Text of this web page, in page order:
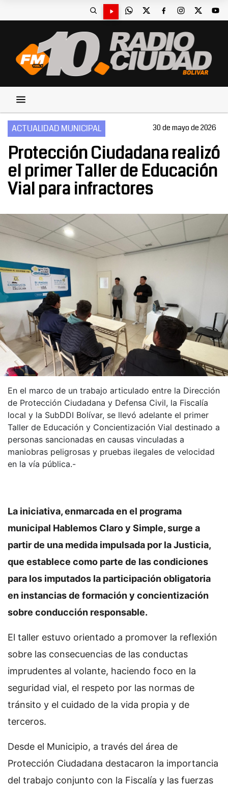
ACTUALIDAD MUNICIPAL 30 de mayo de 2026
Protección Ciudadana realizó
el primer Taller de Educación
Vial para infractores
En el marco de un trabajo articulado entre la Dirección
de Protección Ciudadana y Defensa Civil, la Fiscalía
local y la SubDDI Bolívar, se llevó adelante el primer
Taller de Educación y Concientización Vial destinado a
personas sancionadas en causas vinculadas a
maniobras peligrosas y pruebas ilegales de velocidad
en la vía pública.-
La iniciativa, enmarcada en el programa
municipal Hablemos Claro y Simple, surge a
partir de una medida impulsada por la Justicia,
que establece como parte de las condiciones
para los imputados la participación obligatoria
en instancias de formación y concientización
sobre conducción responsable.
El taller estuvo orientado a promover la reflexión
sobre las consecuencias de las conductas
imprudentes al volante, haciendo foco en la
seguridad vial, el respeto por las normas de
tránsito y el cuidado de la vida propia y de
terceros.
Desde el Municipio, a través del área de
Protección Ciudadana destacaron la importancia
del trabajo conjunto con la Fiscalía y las fuerzas